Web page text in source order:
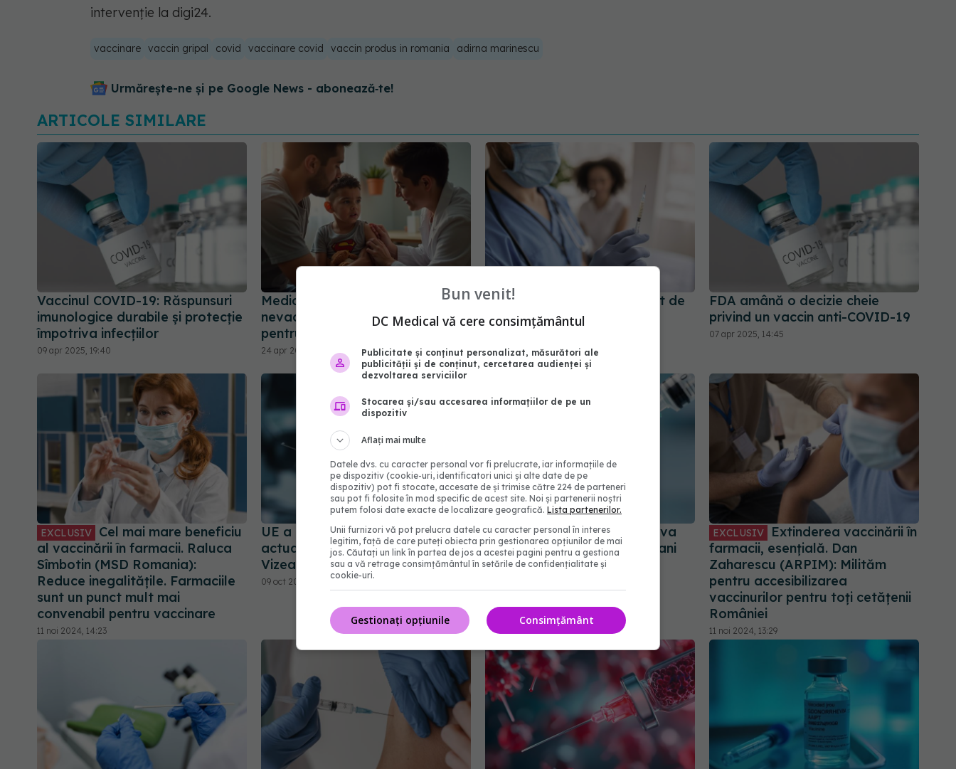
intervenție la digi24.
vaccinare vaccin gripal covid vaccinare covid vaccin produs in romania adirna marinescu
Urmărește-ne și pe Google News - abonează‑te!
ARTICOLE SIMILARE
Vaccinul COVID-19: Răspunsuri
imunologice durabile și protecție
împotriva infecțiilor
09 apr 2025, 19:40
Medic epidemiolog: Copilul
nevaccinat reprezintă un risc
pentru sine şi cei din jur
24 apr 2025, 14:31
Vaccinul anti-mpox, aprobat de
OMS
FDA amână o decizie cheie
privind un vaccin anti-COVID-19
07 apr 2025, 14:45
EXCLUSIV
Cel mai mare beneficiu
al vaccinării în farmacii. Raluca
Sîmbotin (MSD Romania):
Reduce inegalitățile. Farmaciile
sunt un punct mult mai
convenabil pentru vaccinare
11 noi 2024, 14:23
UE a autorizat vaccinul
actualizat pentru COVID.
Vizează tulpina JN.1
09 oct 2024, 18:07
Vaccinarea gratuită împotriva
HPV, extinsă până la 26 de ani
pentru femei și bărbați
EXCLUSIV
Extinderea vaccinării în
farmacii, esențială. Dan
Zaharescu (ARPIM): Milităm
pentru accesibilizarea
vaccinurilor pentru toți cetățenii
României
11 noi 2024, 13:29
Bun venit!
DC Medical vă cere consimțământul
Publicitate și conținut personalizat, măsurători ale
publicității și de conținut, cercetarea audienței și
dezvoltarea serviciilor
Stocarea și/sau accesarea informațiilor de pe un
dispozitiv
Aflați mai multe
Datele dvs. cu caracter personal vor fi prelucrate, iar informațiile de
pe dispozitiv (cookie-uri, identificatori unici și alte date de pe
dispozitiv) pot fi stocate, accesate de și trimise către 224 de parteneri
sau pot fi folosite în mod specific de acest site. Noi și partenerii noștri
putem folosi date exacte de localizare geografică. Lista partenerilor.
Unii furnizori vă pot prelucra datele cu caracter personal în interes
legitim, față de care puteți obiecta prin gestionarea opțiunilor de mai
jos. Căutați un link în partea de jos a acestei pagini pentru a gestiona
sau a vă retrage consimțământul în setările de confidențialitate și
cookie-uri.
Consimțământ
Gestionați opțiunile